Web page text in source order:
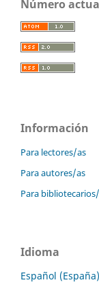
Número actual
Información
Para lectores/as
Para autores/as
Para
Idioma
Español (España)